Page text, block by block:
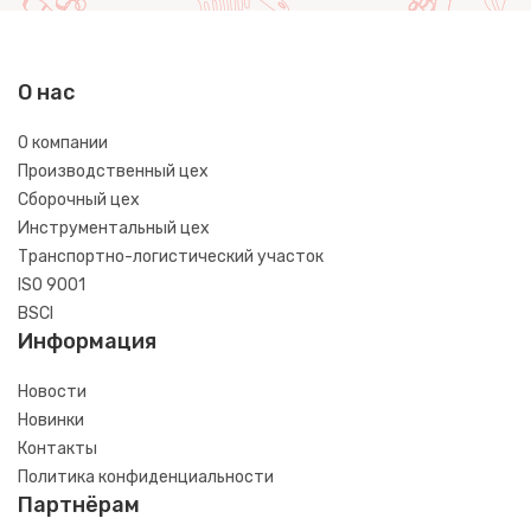
О нас
О компании
Производственный цех
Сборочный цех
Инструментальный цех
Транспортно-логистический участок
ISO 9001
BSCI
Информация
Новости
Новинки
Контакты
Политика конфиденциальности
Партнёрам